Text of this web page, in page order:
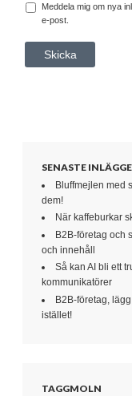
Meddela mig om nya
e-post.
SENASTE
Bluffmejlen med
dem!
När kaffeburkar
B2B-företag och
och innehåll
Så kan AI bli ett
kommunikatörer
B2B-företag,
istället!
TAGGMOLN